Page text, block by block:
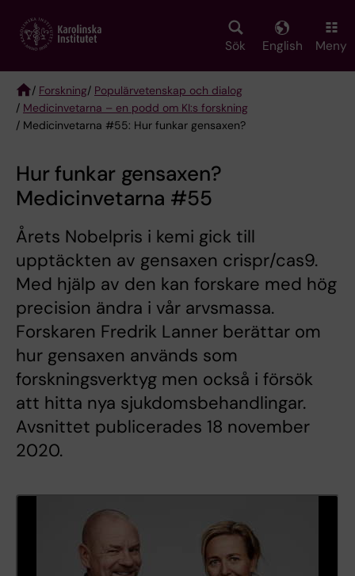
main
Sök English Meny
Breadcrumb
/ Forskning/ Populärvetenskap och dialog
/ Medicinvetarna – en podd om KI:s forskning
/ Medicinvetarna #55: Hur funkar gensaxen?
Hur funkar gensaxen?
Medicinvetarna #55
Årets Nobelpris i kemi gick till
upptäckten av gensaxen crispr/cas9.
Med hjälp av den kan forskare med hög
precision ändra i vår arvsmassa.
Forskaren Fredrik Lanner berättar om
hur gensaxen används som
forskningsverktyg men också i försök
att hitta nya sjukdomsbehandlingar.
Avsnittet publicerades 18 november
2020.